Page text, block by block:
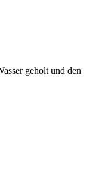
geholt und den